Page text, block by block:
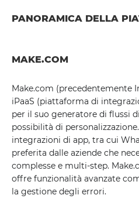
PANORAMICA DELLA
MAKE.COM
Make.com (precedentemente
iPaaS (piattaforma di
per il suo generatore di flussi
possibilità di
integrazioni di app, tra cui
preferita dalle aziende che
complesse e multi-step.
offre funzionalità avanzate
la gestione degli errori.